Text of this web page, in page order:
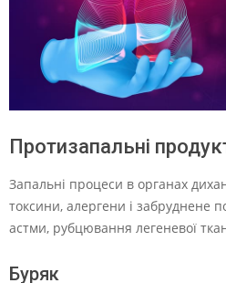
Протизапальні
Запальні процеси в органах
токсини, алергени і забруднене
астми, рубцювання легеневої
Буряк